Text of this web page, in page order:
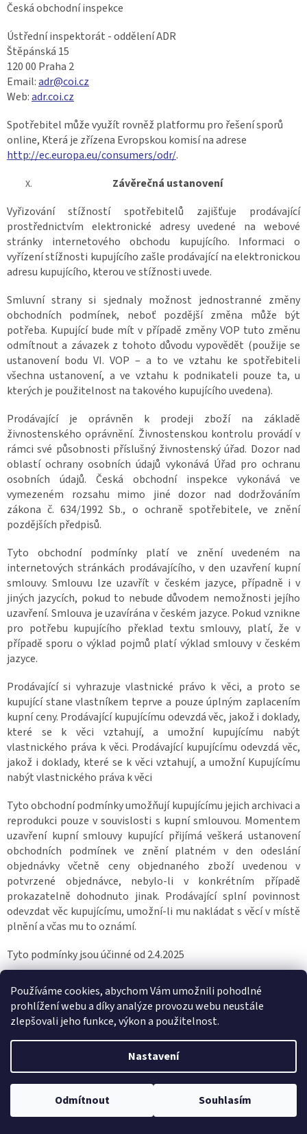
Používáme cookies, abychom Vám umožnili pohodlné
prohlížení webu a díky analýze provozu webu neustále
zlepšovali jeho funkce, výkon a použitelnost.
Nastavení
Odmítnout Souhlasím
Česká obchodní inspekce
Ústřední inspektorát - oddělení ADR
Štěpánská 15
120 00 Praha 2
Email:adr@coi.cz
Web:adr.coi.cz
Spotřebitel může využít rovněž platformu pro řešení sporů
online, Která je zřízena Evropskou komisí na adrese
http://ec.europa.eu/consumers/odr/.
Závěrečná ustanovení
Vyřizování stížností spotřebitelů zajišťuje prodávající
prostřednictvím elektronické adresy uvedené na webové
stránky internetového obchodu kupujícího. Informaci o
vyřízení stížnosti kupujícího zašle prodávající na elektronickou
adresu kupujícího, kterou ve stížnosti uvede.
Smluvní strany si sjednaly možnost jednostranné změny
obchodních podmínek, neboť pozdější změna může být
potřeba. Kupující bude mít v případě změny VOP tuto změnu
odmítnout a závazek z tohoto důvodu vypovědět (použije se
ustanovení bodu VI. VOP – a to ve vztahu ke spotřebiteli
všechna ustanovení, a ve vztahu k podnikateli pouze ta, u
kterých je použitelnost na takového kupujícího uvedena).
Prodávající je oprávněn k prodeji zboží na základě
živnostenského oprávnění. Živnostenskou kontrolu provádí v
rámci své působnosti příslušný živnostenský úřad. Dozor nad
oblastí ochrany osobních údajů vykonává Úřad pro ochranu
osobních údajů. Česká obchodní inspekce vykonává ve
vymezeném rozsahu mimo jiné dozor nad dodržováním
zákona č. 634/1992 Sb., o ochraně spotřebitele, ve znění
pozdějších předpisů.
Tyto obchodní podmínky platí ve znění uvedeném na
internetových stránkách prodávajícího, v den uzavření kupní
smlouvy. Smlouvu lze uzavřít v českém jazyce, případně i v
jiných jazycích, pokud to nebude důvodem nemožnosti jejího
uzavření. Smlouva je uzavírána v českém jazyce. Pokud vznikne
pro potřebu kupujícího překlad textu smlouvy, platí, že v
případě sporu o výklad pojmů platí výklad smlouvy v českém
jazyce.
Prodávající si vyhrazuje vlastnické právo k věci, a proto se
kupující stane vlastníkem teprve a pouze úplným zaplacením
kupní ceny. Prodávající kupujícímu odevzdá věc, jakož i doklady,
které se k věci vztahují, a umožní kupujícímu nabýt
vlastnického práva k věci. Prodávající kupujícímu odevzdá věc,
jakož i doklady, které se k věci vztahují, a umožní Kupujícímu
nabýt vlastnického práva k věci
Tyto obchodní podmínky umožňují kupujícímu jejich archivaci a
reprodukci pouze v souvislosti s kupní smlouvou. Momentem
uzavření kupní smlouvy kupující přijímá veškerá ustanovení
obchodních podmínek ve znění platném v den odeslání
objednávky včetně ceny objednaného zboží uvedenou v
potvrzené objednávce, nebylo-li v konkrétním případě
prokazatelně dohodnuto jinak. Prodávající splní povinnost
odevzdat věc kupujícímu, umožní-li mu nakládat s věcí v místě
plnění a včas mu to oznámí.
Tyto podmínky jsou účinné od 2.4.2025
Kontakt
+420 417 535 770
+420 602 196 230
Sledujte náš Facebook